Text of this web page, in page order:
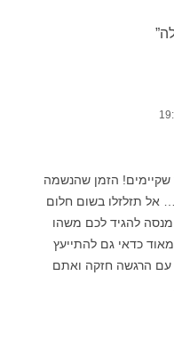
”
שקיימים! הזמן שהנשמה
אל תזלזלו בשום חלום
להגיד לכם משהו
כדאי גם להתייעץ
עם הרגשה חזקה ואתם